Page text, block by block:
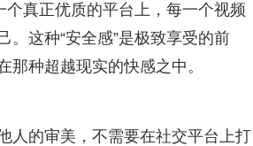
个真正优质的平台上，每一个视频
这种“安全感”是极致享受的前
种超越现实的快感之中。
的审美，不需要在社交平台上打